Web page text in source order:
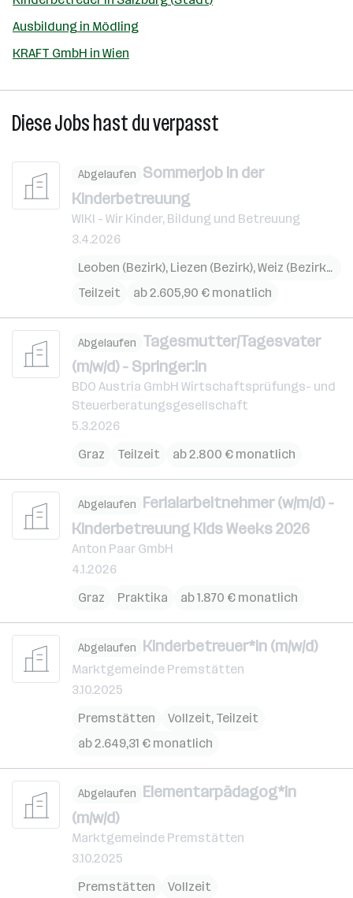
Ausbildung in Mödling
KRAFT GmbH in Wien
Diese Jobs hast du verpasst
Abgelaufen Sommerjob in der
Kinderbetreuung
WIKI - Wir Kinder, Bildung und Betreuung
3.4.2026
Leoben (Bezirk), Liezen (Bezirk),Weiz (Bezirk) ,
Teilzeit
ab 2.605,90 € monatlich
Abgelaufen Tagesmutter/Tagesvater
(m/w/d) - Springer:in
BDO Austria GmbH Wirtschaftsprüfungs- und
Steuerberatungsgesellschaft
5.3.2026
Graz
Teilzeit ab 2.800 € monatlich
Abgelaufen Ferialarbeitnehmer (w/m/d) -
Kinderbetreuung Kids Weeks 2026
Anton Paar GmbH
4.1.2026
Graz
Praktika ab 1.870 € monatlich
Abgelaufen Kinderbetreuer*in (m/w/d)
Marktgemeinde Premstätten
3.10.2025
Premstätten
Vollzeit, Teilzeit
ab 2.649,31 € monatlich
Abgelaufen Elementarpädagog*in
(m/w/d)
Marktgemeinde Premstätten
3.10.2025
Premstätten
Vollzeit